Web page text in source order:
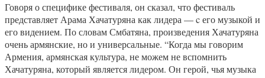
Говоря о специфике фестиваля, он сказал, что фестиваль
представляет Арама Хачатуряна как лидера — c его музыкой и
его видением. По словам Смбатяна, произведения Хачатуряна
очень армянские, но и универсальные. “Когда мы говорим
Армения, армянская культура, не можем не вспомнить
Хачатуряна, который является лидером. Он герой, чья музыка